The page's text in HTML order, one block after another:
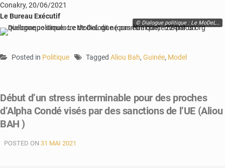
Conakry, 20/06/2021
Le Bureau Exécutif
© Dialogue politique : Le MoDeL dit ne pas être concerné par un quelconque simulacre de dialogue (communiqué) - 224infos.org
Posted in Politique Tagged Aliou Bah, Guinée, Model
Début d’un stress interminable pour des proches
d’Alpha Condé visés par des sanctions de l’UE (Aliou
BAH )
POSTED ON 31 MAI 2021